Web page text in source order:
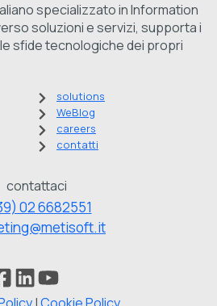
specializzato in Information
soluzioni e servizi, supporta i
sfide tecnologiche dei propri
solutions
WeBlog
careers
contatti
contattaci
02 6682551